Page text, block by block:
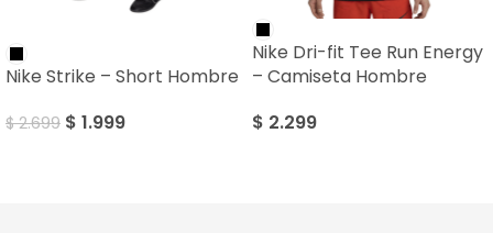
Nike Strike – Short Hombre
$2.699 $ 1.999
Nike Dri-fit Tee Run Energy
– Camiseta Hombre
$ 2.299